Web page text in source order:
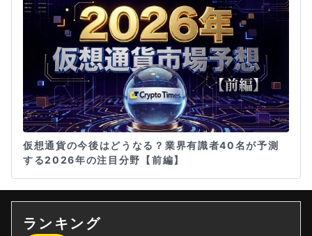
仮想通貨の今後はどうなる？業界有識者40名が予測
する2026年の注目分野【前編】
ランキング